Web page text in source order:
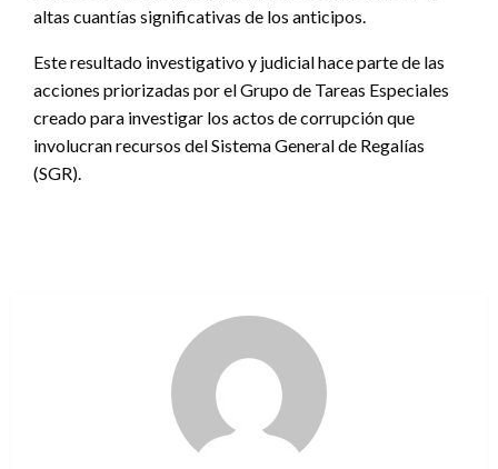
altas cuantías significativas de los anticipos.
Este resultado investigativo y judicial hace parte de las
acciones priorizadas por el Grupo de Tareas Especiales
creado para investigar los actos de corrupción que
involucran recursos del Sistema General de Regalías
(SGR).